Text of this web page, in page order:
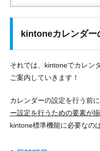
kintoneカレンダー
それでは、kintoneでカレン
ご案内していきます！
カレンダーの設定を行う前
ー設定を行うための要素が
kintone標準機能に必要なの